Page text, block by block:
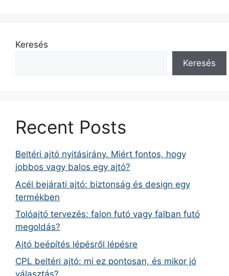
Keresés
Keresés
Recent Posts
Beltéri ajtó nyitásirány. Miért fontos, hogy
jobbos vagy balos egy ajtó?
Acél bejárati ajtó: biztonság és design egy
termékben
Tolóajtó tervezés: falon futó vagy falban futó
megoldás?
Ajtó beépítés lépésről lépésre
CPL beltéri ajtó: mi ez pontosan, és mikor jó